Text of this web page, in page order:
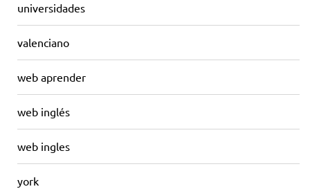
universidades
valenciano
web aprender
web inglés
web ingles
york